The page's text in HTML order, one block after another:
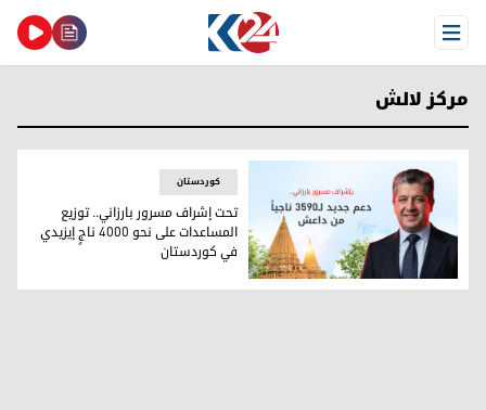
Open Menu
مركز لالش
رئيس وزراء إقليم كوردستان مسرور بارزاني
کوردستان
تحت إشراف مسرور بارزاني.. توزيع
المساعدات على نحو 4000 ناجٍ إيزيدي
في كوردستان